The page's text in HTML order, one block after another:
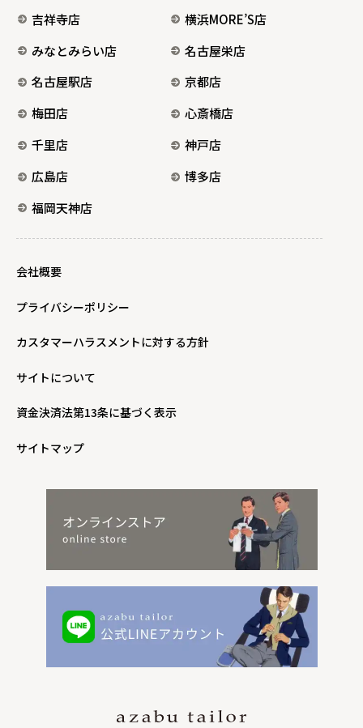
吉祥寺店
横浜MORE’S店
みなとみらい店
名古屋栄店
名古屋駅店
京都店
梅田店
心斎橋店
千里店
神戸店
広島店
博多店
福岡天神店
会社概要
プライバシーポリシー
カスタマーハラスメントに対する方針
サイトについて
資金決済法第13条に基づく表示
サイトマップ